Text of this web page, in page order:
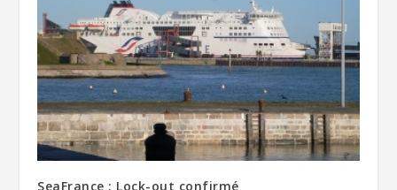
SeaFrance : Lock-out confirmé